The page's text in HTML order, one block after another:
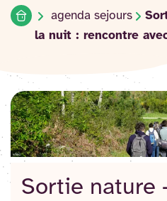
Accueilagenda sejours
la nuit : rencontre
Sortie nature